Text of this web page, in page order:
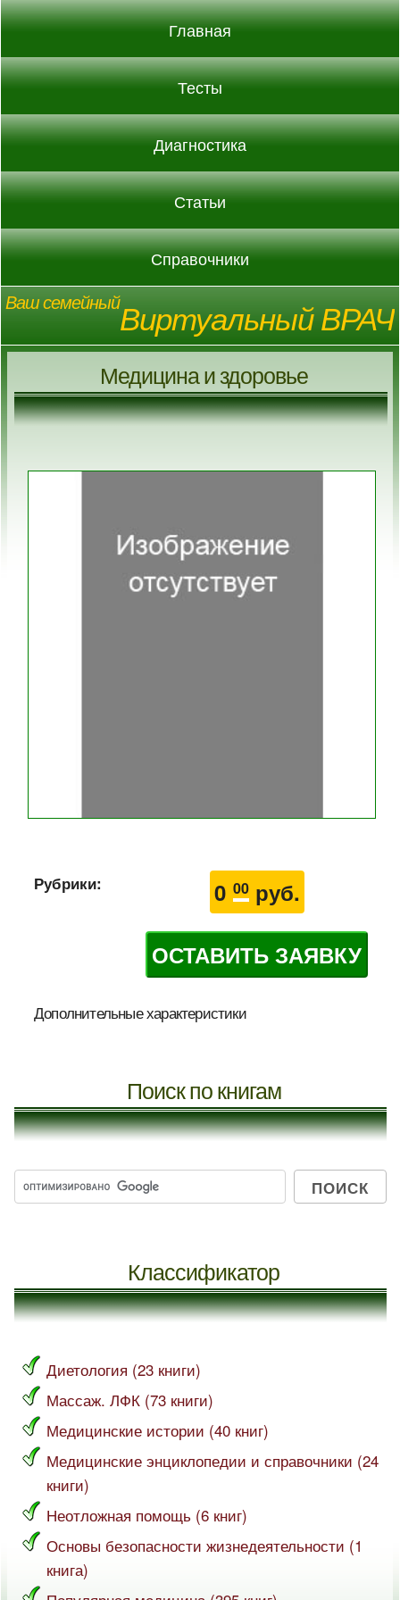
Главная
Тесты
Диагностика
Статьи
Справочники
Ваш семейныйВиртуальный ВРАЧ
Медицина и здоровье
0 00руб.
ОСТАВИТЬ ЗАЯВКУ
Рубрики:
Дополнительные характеристики
Поиск по книгам
Классификатор
Диетология (23 книги)
Массаж. ЛФК (73 книги)
Медицинские истории (40 книг)
Медицинские энциклопедии и справочники (24
книги)
Неотложная помощь (6 книг)
Основы безопасности жизнедеятельности (1
книга)